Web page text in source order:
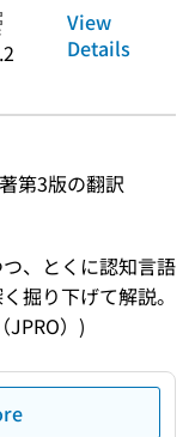
View
Details
第3版の翻訳
、とくに認知言語
掘り下げて解説。
JPRO）)